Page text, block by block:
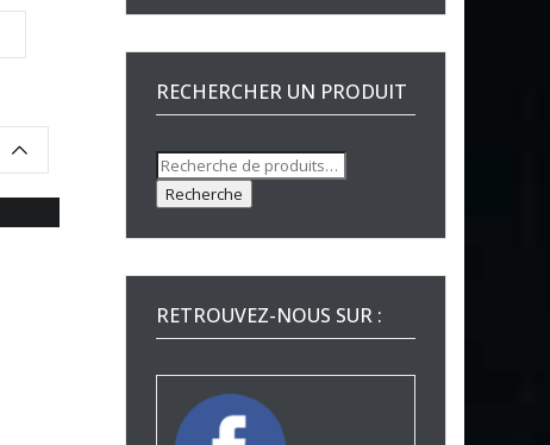
RECHERCHER UN PRODUIT
Recherche
pour :
Recherche
RETROUVEZ-NOUS SUR :